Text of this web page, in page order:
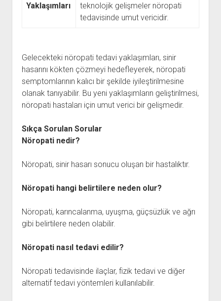
Yaklaşımları
teknolojik gelişmeler nöropati
tedavisinde umut vericidir.
Gelecekteki nöropati tedavi yaklaşımları, sinir
hasarını kökten çözmeyi hedefleyerek, nöropati
semptomlarının kalıcı bir şekilde iyileştirilmesine
olanak tanıyabilir. Bu yeni yaklaşımların geliştirilmesi,
nöropati hastaları için umut verici bir gelişmedir.
Sıkça Sorulan Sorular
Nöropati nedir?
Nöropati, sinir hasarı sonucu oluşan bir hastalıktır.
Nöropati hangi belirtilere neden olur?
Nöropati, karıncalanma, uyuşma, güçsüzlük ve ağrı
gibi belirtilere neden olabilir.
Nöropati nasıl tedavi edilir?
Nöropati tedavisinde ilaçlar, fizik tedavi ve diğer
alternatif tedavi yöntemleri kullanılabilir.